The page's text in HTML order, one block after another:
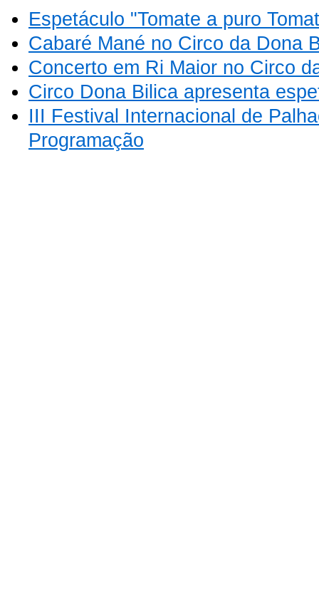
Espetáculo "Tomate a puro
Cabaré Mané no Circo da Dona
Concerto em Ri Maior no Circo
Circo Dona Bilica apresenta
III Festival Internacional de
Programação